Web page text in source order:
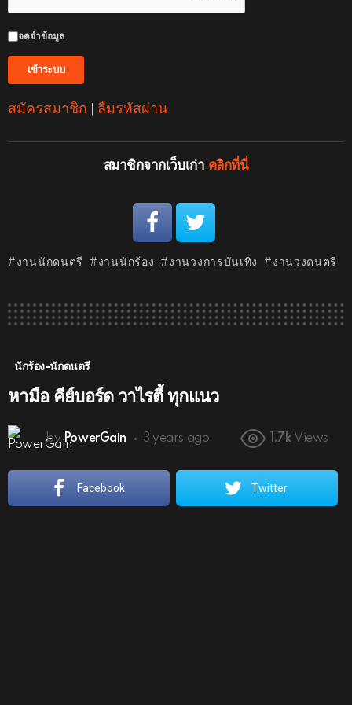
จดจำข้อมูล
สมัครสมาชิก | ลืมรหัสผ่าน
สมาชิกจากเว็บเก่า คลิกที่นี่
งานนักดนตรี งานนักร้อง งานวงการบันเทิง งานวงดนตรี
นักร้อง-นักดนตรี
หามือ คีย์บอร์ด วาไรตี้ ทุกแนว
by PowerGain 3 years ago 1.7k Views
Facebook Twitter